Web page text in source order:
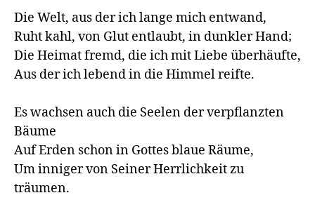
Die Welt, aus der ich lange mich entwand,
Ruht kahl, von Glut entlaubt, in dunkler Hand;
Die Heimat fremd, die ich mit Liebe überhäufte,
Aus der ich lebend in die Himmel reifte.
Es wachsen auch die Seelen der verpflanzten
Bäume
Auf Erden schon in Gottes blaue Räume,
Um inniger von Seiner Herrlichkeit zu
träumen.